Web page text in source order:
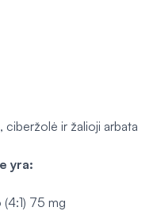
ciberžolė ir žalioji arbata
yra:
75 mg